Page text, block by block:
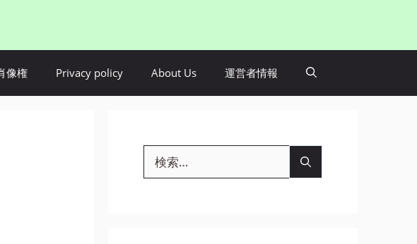
像権 Privacy policy About Us 運営者情報
索: